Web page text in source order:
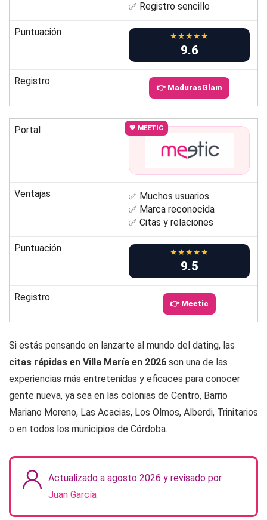
✅ Registro sencillo
Puntuación ★★★★★
9.6
Registro
👉 MadurasGlam
Portal 💖 MEETIC
Ventajas
✅ Muchos usuarios
✅ Marca reconocida
✅ Citas y relaciones
Puntuación ★★★★★
9.5
Registro
👉 Meetic
Si estás pensando en lanzarte al mundo del dating, las
citas rápidas en Villa María en 2026 son una de las
experiencias más entretenidas y eficaces para conocer
gente nueva, ya sea en las colonias de Centro, Barrio
Mariano Moreno, Las Acacias, Los Olmos, Alberdi, Trinitarios
o en todos los municipios de Córdoba.
Actualizado a agosto 2026 y revisado por
Juan García